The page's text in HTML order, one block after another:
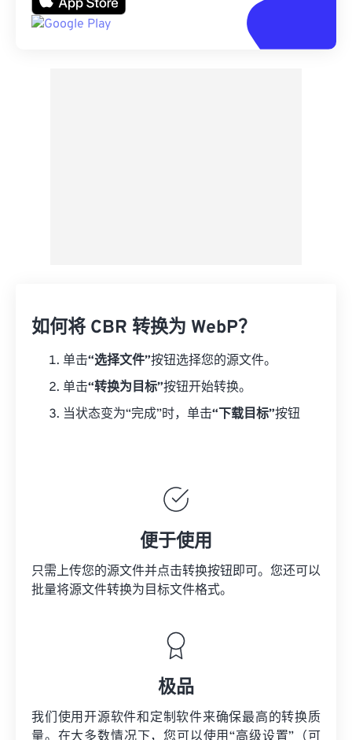
如何将 CBR 转换为 WebP？
单击“选择文件”按钮选择您的源文件。
单击“转换为目标”按钮开始转换。
当状态变为“完成”时，单击“下载目标”按钮
便于使用
只需上传您的源文件并点击转换按钮即可。您还可以
批量将源文件转换为目标文件格式。
极品
我们使用开源软件和定制软件来确保最高的转换质